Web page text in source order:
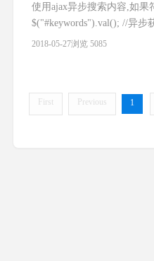
使用ajax异步搜索内容,如果
$("#keywords").val(); //异步
2018-05-27浏览 5085
First Previous 1